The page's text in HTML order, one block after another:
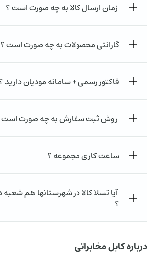
زمان ارسال کالا به چه صورت است ؟
گارانتی محصولات به چه صورت است ؟
فاکتور رسمی + سامانه مودیان دارید ؟
روش ثبت سفارش به چه صورت است
ساعت کاری مجموعه ؟
آیا تسلا کالا در شهرستانها هم شعبه
؟
درباره کابل مخابراتی